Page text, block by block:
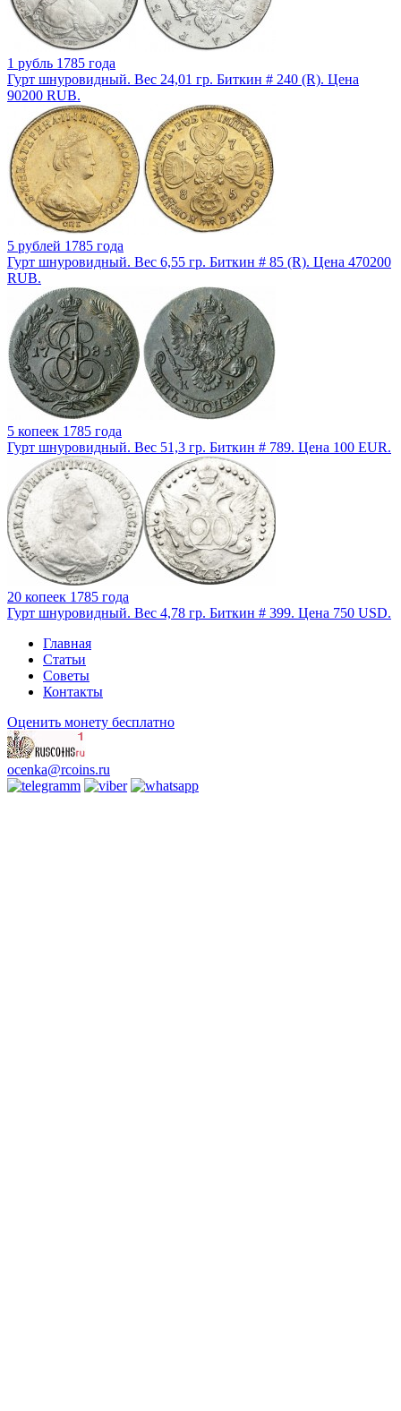
1 рубль 1785 года
Гурт шнуровидный. Вес 24,01 гр. Биткин # 240 (R). Цена
90200 RUB.
5 рублей 1785 года
Гурт шнуровидный. Вес 6,55 гр. Биткин # 85 (R). Цена 470200
RUB.
5 копеек 1785 года
Гурт шнуровидный. Вес 51,3 гр. Биткин # 789. Цена 100 EUR.
20 копеек 1785 года
Гурт шнуровидный. Вес 4,78 гр. Биткин # 399. Цена 750 USD.
Главная
Статьи
Советы
Контакты
Оценить монету бесплатно
ocenka@rcoins.ru